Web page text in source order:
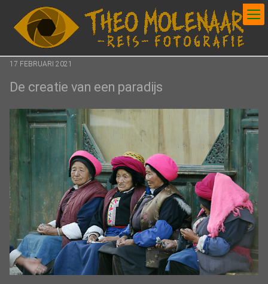
Posted
17 FEBRUARI 2021
De creatie van een paradijs